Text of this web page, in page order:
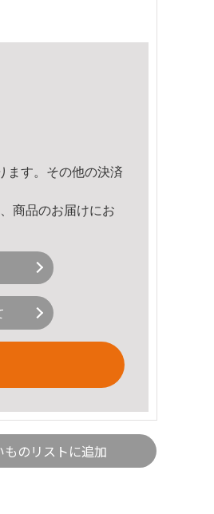
ます。その他の決済
商品のお届けにお
ものリストに追加